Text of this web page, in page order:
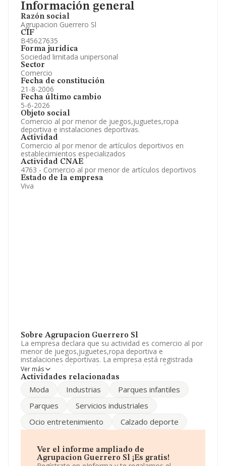
Información general
Razón social
Agrupacion Guerrero Sl
CIF
B45627635
Forma jurídica
Sociedad limitada unipersonal
Sector
Comercio
Fecha de constitución
21-8-2006
Fecha último cambio
5-6-2026
Objeto social
Comercio al por menor de juegos,juguetes,ropa
deportiva e instalaciones deportivas.
Actividad
Comercio al por menor de artículos deportivos en
establecimientos especializados
Actividad CNAE
4763 - Comercio al por menor de artículos deportivos
Estado de la empresa
Viva
Sobre Agrupacion Guerrero Sl
La empresa declara que su actividad es comercio al por
menor de juegos,juguetes,ropa deportiva e
instalaciones deportivas. La empresa está registrada
como Sociedad Limitada. La actividad de referencia
CNAE corresponde a 'Comercio al por menor de
especializados', cuyo Código es 4763. La empresa es
cuenta la información disponible en INFORMA, ha
dispuesto de un número de empleados por encima de la
Dentro del ranking de empresas elaborado por
Ver más
Actividades relacionadas
Moda Industrias
Parques infantiles
Parques
Servicios industriales
Ocio entretenimiento
Calzado deporte
Ver el informe ampliado de
Agrupacion Guerrero Sl ¡Es gratis!